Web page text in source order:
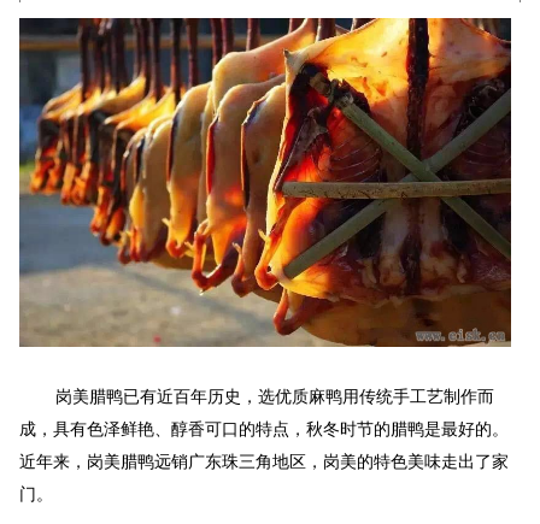
岗美腊鸭已有近百年历史，选优质麻鸭用传统手工艺制作而
成，具有色泽鲜艳、醇香可口的特点，秋冬时节的腊鸭是最好的。
近年来，岗美腊鸭远销广东珠三角地区，岗美的特色美味走出了家
门。